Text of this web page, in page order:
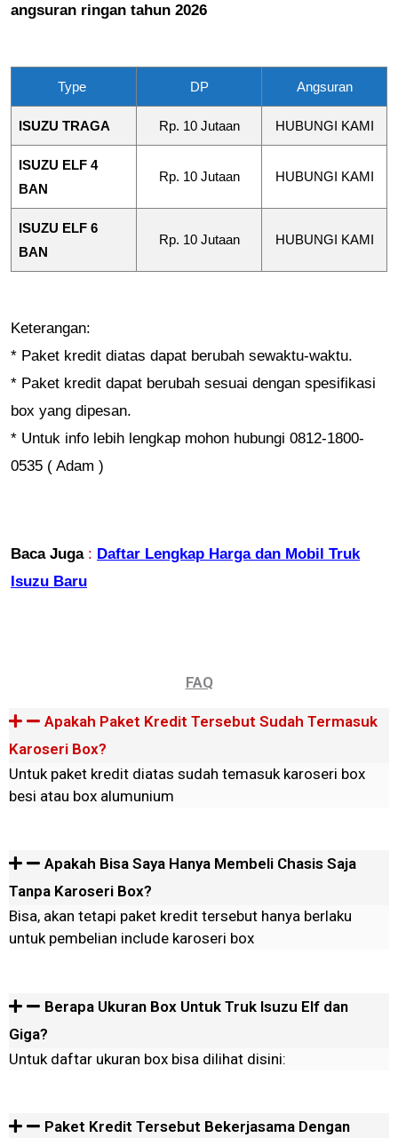
angsuran ringan tahun 2026
Type DP Angsuran
ISUZU TRAGA Rp. 10 Jutaan HUBUNGI KAMI
ISUZU ELF 4
BAN
Rp. 10 Jutaan HUBUNGI KAMI
ISUZU ELF 6
BAN
Rp. 10 Jutaan HUBUNGI KAMI
Keterangan:
* Paket kredit diatas dapat berubah sewaktu-waktu.
* Paket kredit dapat berubah sesuai dengan spesifikasi
box yang dipesan.
* Untuk info lebih lengkap mohon hubungi 0812-1800-
0535 ( Adam )
Baca Juga: Daftar Lengkap Harga dan Mobil Truk
Isuzu Baru
FAQ
Apakah Paket Kredit Tersebut Sudah Termasuk
Karoseri Box?
Untuk paket kredit diatas sudah temasuk karoseri box
besi atau box alumunium
Apakah Bisa Saya Hanya Membeli Chasis Saja
Tanpa Karoseri Box?
Bisa, akan tetapi paket kredit tersebut hanya berlaku
untuk pembelian include karoseri box
Berapa Ukuran Box Untuk Truk Isuzu Elf dan
Giga?
Untuk daftar ukuran box bisa dilihat disini:
Paket Kredit Tersebut Bekerjasama Dengan